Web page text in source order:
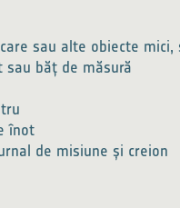
sau alte obiecte mici,
sau băț de măsură
înot
de misiune și creion